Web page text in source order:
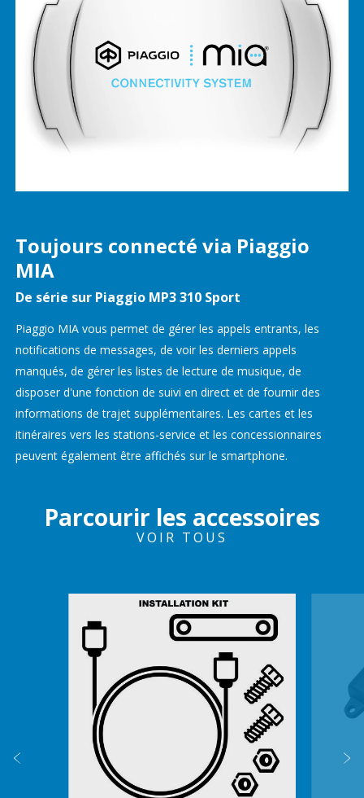
Toujours connecté via Piaggio
MIA
De série sur Piaggio MP3 310 Sport
Piaggio MIA vous permet de gérer les appels entrants, les
notifications de messages, de voir les derniers appels
manqués, de gérer les listes de lecture de musique, de
disposer d'une fonction de suivi en direct et de fournir des
informations de trajet supplémentaires. Les cartes et les
itinéraires vers les stations-service et les concessionnaires
peuvent également être affichés sur le smartphone.
Parcourir les accessoires
VOIR TOUS